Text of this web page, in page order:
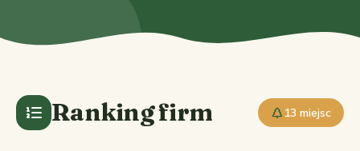
Ranking firm 13 miejsc